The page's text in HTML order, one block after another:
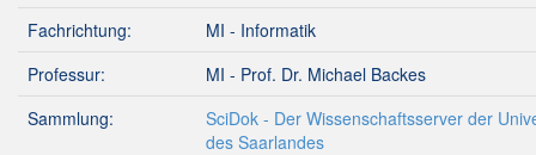
Fachrichtung:
MI - Informatik
Professur:
MI - Prof. Dr. Michael Backes
Sammlung:
SciDok - Der Wissenschaftsserver der
des Saarlandes